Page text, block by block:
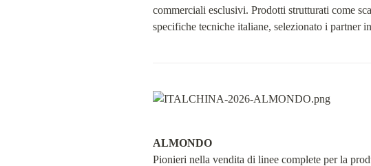
commerciali esclusivi. Prodotti strutturati come
specifiche tecniche italiane, selezionato i partner
ALMONDO
Pionieri nella vendita di linee complete per la